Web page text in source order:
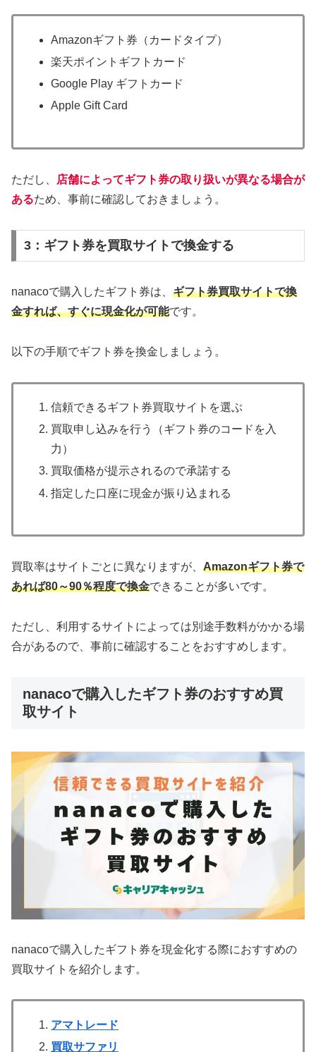
Amazonギフト券（カードタイプ）
楽天ポイントギフトカード
Google Play ギフトカード
Apple Gift Card
ただし、
店舗によってギフト券の取り扱いが異なる場合が
あるため、事前に確認しておきましょう。
3：ギフト券を買取サイトで換金する
nanacoで購入したギフト券は、 ギフト券買取サイトで換
金すれば、すぐに現金化が可能です。
以下の手順でギフト券を換金しましょう。
信頼できるギフト券買取サイトを選ぶ
買取申し込みを行う（ギフト券のコードを入
力）
買取価格が提示されるので承諾する
指定した口座に現金が振り込まれる
買取率はサイトごとに異なりますが、 Amazonギフト券で
あれば80～90％程度で換金できることが多いです。
ただし、利用するサイトによっては別途手数料がかかる場
合があるので、事前に確認することをおすすめします。
nanacoで購入したギフト券のおすすめ買
取サイト
nanacoで購入したギフト券を現金化する際におすすめの
買取サイトを紹介します。
アマトレード
買取サファリ